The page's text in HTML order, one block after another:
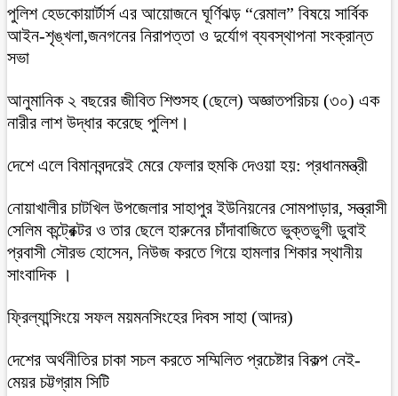
পুলিশ হেডকোয়ার্টার্স এর আয়োজনে ঘূর্ণিঝড় “রেমাল” বিষয়ে সার্বিক
আইন-শৃঙ্খলা,জনগনের নিরাপত্তা ও দুর্যোগ ব্যবস্থাপনা সংক্রান্ত
সভা
আনুমানিক ২ বছরের জীবিত শিশুসহ (ছেলে) অজ্ঞাতপরিচয় (৩০) এক
নারীর লাশ উদ্ধার করেছে পুলিশ।
দেশে এলে বিমানবন্দরেই মেরে ফেলার হুমকি দেওয়া হয়: প্রধানমন্ত্রী
নোয়াখালীর চাটখিল উপজেলার সাহাপুর ইউনিয়নের সোমপাড়ার, সন্ত্রাসী
সেলিম কন্ট্রেক্টর ও তার ছেলে হারুনের চাঁদাবাজিতে ভুক্তভুগী ডুবাই
প্রবাসী সৌরভ হোসেন, নিউজ করতে গিয়ে হামলার শিকার স্থানীয়
সাংবাদিক ।
ফ্রিল্যান্সিংয়ে সফল ময়মনসিংহের দিবস সাহা (আদর)
দেশের অর্থনীতির চাকা সচল করতে সম্মিলিত প্রচেষ্টার বিকল্প নেই-
মেয়র চট্টগ্রাম সিটি